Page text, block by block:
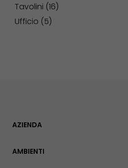
Tavolini 16
Ufficio
5
AZIENDA
AMBIENTI